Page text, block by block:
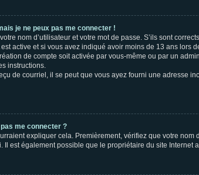
je ne peux pas me connecter !
nom d’utilisateur et votre mot de passe. S’ils sont
active et si vous avez indiqué avoir moins de 13 ans
de compte soit activée par vous-même ou par un
instructions.
de courriel, il se peut que vous ayez fourni une adresse
me connecter ?
expliquer cela. Premièrement, vérifiez que votre
Il est également possible que le propriétaire du site Internet